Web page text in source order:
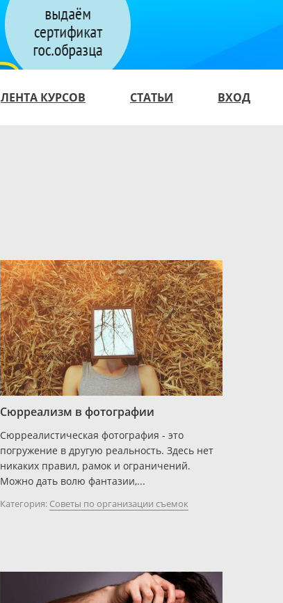
ЛЕНТА КУРСОВ СТАТЬИ ВХОД
Сюрреализм в фотографии
Сюрреалистическая фотография - это
погружение в другую реальность. Здесь нет
никаких правил, рамок и ограничений.
Можно дать волю фантазии,...
Категория: Советы по организации съемок